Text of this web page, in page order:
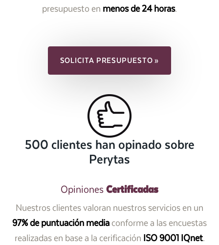
presupuesto en menos de 24 horas.
SOLICITA PRESUPUESTO »
500 clientes han opinado sobre
Perytas
Opiniones Certificadas
Nuestros clientes valoran nuestros servicios en un
97% de puntuación mediaconforme a las encuestas
realizadas en base a la cerificación ISO 9001 IQnet.